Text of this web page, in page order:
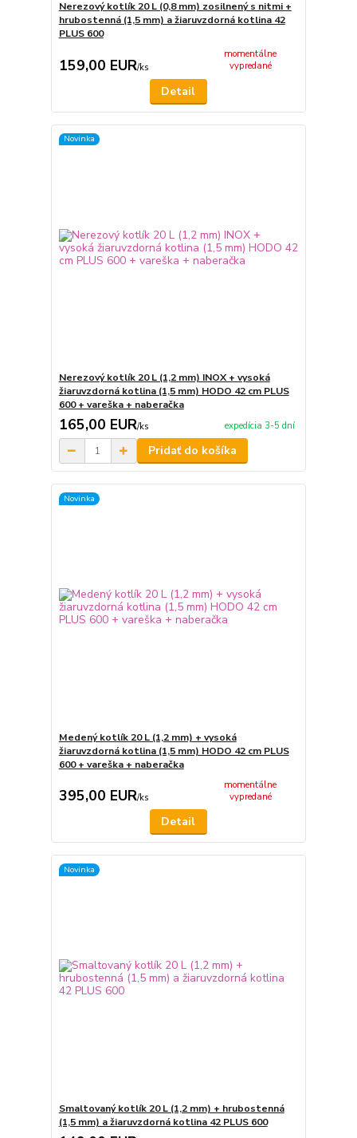
Nerezový kotlík 20 L (0,8 mm) zosilnený s nitmi +
hrubostenná (1,5 mm) a žiaruvzdorná kotlina 42
PLUS 600
159,00 EUR/ks
momentálne
vypredané
Detail
Novinka
Nerezový kotlík 20 L (1,2 mm) INOX + vysoká
žiaruvzdorná kotlina (1,5 mm) HODO 42 cm PLUS
600 + vareška + naberačka
165,00 EUR/ks expedícia 3-5 dní
Pridať do košíka
Novinka
Medený kotlík 20 L (1,2 mm) + vysoká
žiaruvzdorná kotlina (1,5 mm) HODO 42 cm PLUS
600 + vareška + naberačka
395,00 EUR/ks
momentálne
vypredané
Detail
Novinka
Smaltovaný kotlík 20 L (1,2 mm) + hrubostenná
(1,5 mm) a žiaruvzdorná kotlina 42 PLUS 600